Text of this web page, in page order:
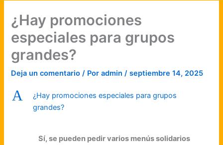
¿Hay promociones
especiales para grupos
grandes?
Deja un comentario / Poradmin/septiembre 14, 2025
A
¿Hay promociones especiales para grupos
grandes?
Sí, se pueden pedir varios menús solidarios